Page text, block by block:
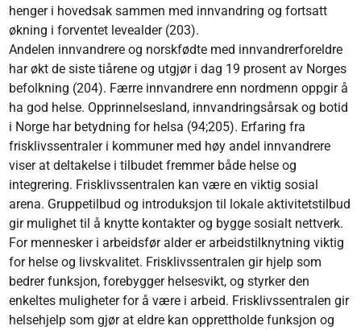
henger i hovedsak sammen med innvandring og fortsatt
økning i forventet levealder (203).
Andelen innvandrere og norskfødte med innvandrerforeldre
har økt de siste tiårene og utgjør i dag 19 prosent av Norges
befolkning (204). Færre innvandrere enn nordmenn oppgir å
ha god helse. Opprinnelsesland, innvandringsårsak og botid
i Norge har betydning for helsa (94;205). Erfaring fra
frisklivssentraler i kommuner med høy andel innvandrere
viser at deltakelse i tilbudet fremmer både helse og
integrering. Frisklivs­sentralen kan være en viktig sosial
arena. Gruppetilbud og introduksjon til lokale aktivitetstilbud
gir mulighet til å knytte kontakter og bygge sosialt nettverk.
For mennesker i arbeidsfør alder er arbeidstilknytning viktig
for helse og livskvalitet. Frisklivs­sentralen gir hjelp som
bedrer funksjon, forebygger helsesvikt, og styrker den
enkeltes mulig­heter for å være i arbeid. Frisklivs­sentralen gir
helsehjelp som gjør at eldre kan opprettholde funksjon og